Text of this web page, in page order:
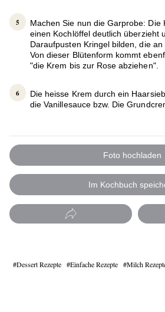
Machen Sie nun die Garprobe: Die
einen Kochlöffel deutlich überzieht
Daraufpusten Kringel bilden, die an
Von dieser Blütenform kommt
"die Krem bis zur Rose abziehen".
Die heisse Krem durch ein
die Vanillesauce bzw. Die
Foto hochladen
Im Kochbuch
Dessert Rezepte Einfache Rezepte Milch